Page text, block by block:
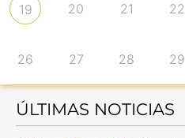
19 20 21 22
26 27 28 29
ÚLTIMAS NOTICIAS